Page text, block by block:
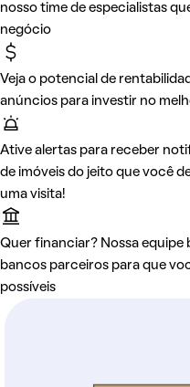
nosso time de especialistas
negócio
Veja o potencial de
anúncios para investir no
Ative alertas para receber
de imóveis do jeito que você
uma visita!
Quer financiar? Nossa equipe
bancos parceiros para que
possíveis